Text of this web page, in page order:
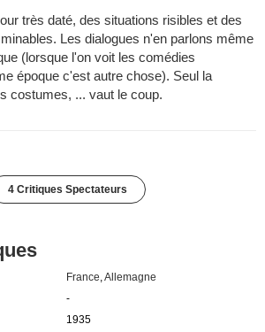
très daté, des situations risibles et des
Les dialogues n'en parlons même
(lorsque l'on voit les comédies
époque c'est autre chose). Seul la
costumes, ... vaut le coup.
4 Critiques Spectateurs
France,Allemagne
-
1935